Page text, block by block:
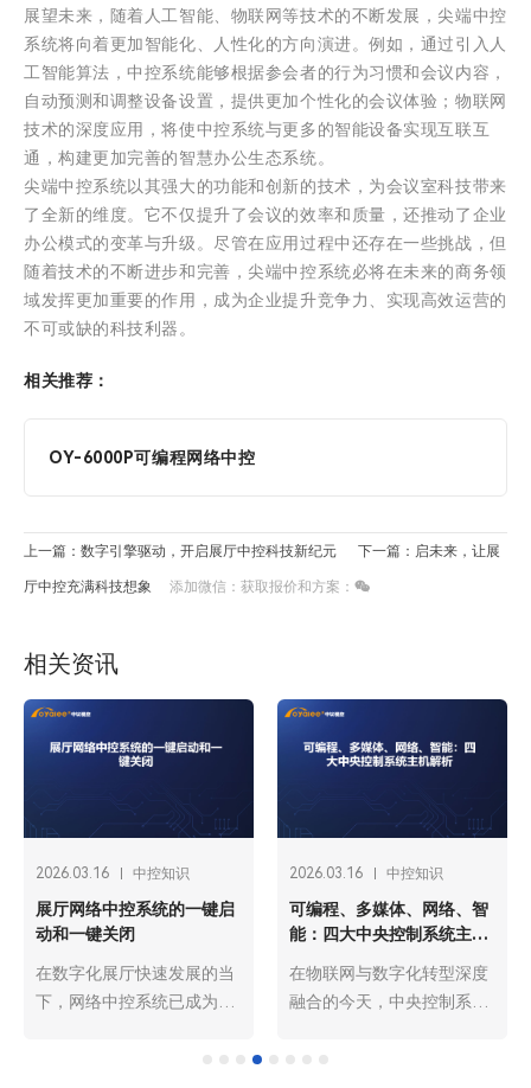
展望未来，随着人工智能、物联网等技术的不断发展，尖端中控
系统将向着更加智能化、人性化的方向演进。例如，通过引入人
工智能算法，中控系统能够根据参会者的行为习惯和会议内容，
自动预测和调整设备设置，提供更加个性化的会议体验；物联网
技术的深度应用，将使中控系统与更多的智能设备实现互联互
通，构建更加完善的智慧办公生态系统。
尖端中控系统以其强大的功能和创新的技术，为会议室科技带来
了全新的维度。它不仅提升了会议的效率和质量，还推动了企业
办公模式的变革与升级。尽管在应用过程中还存在一些挑战，但
随着技术的不断进步和完善，尖端中控系统必将在未来的商务领
域发挥更加重要的作用，成为企业提升竞争力、实现高效运营的
不可或缺的科技利器。
相关推荐：
OY-6000P可编程网络中控
上一篇：数字引擎驱动，开启展厅中控科技新纪元 下一篇：启未来，让展
厅中控充满科技想象 添加微信：获取报价和方案：
相关资讯
2026.03.16 中控知识
展厅网络中控系统的一键启
动和一键关闭
在数字化展厅快速发展的当
下，网络中控系统已成为展
2026.03.16 中控知识
可编程、多媒体、网络、智
能：四大中央控制系统主机
在物联网与数字化转型深度
融合的今天，中央控制系统